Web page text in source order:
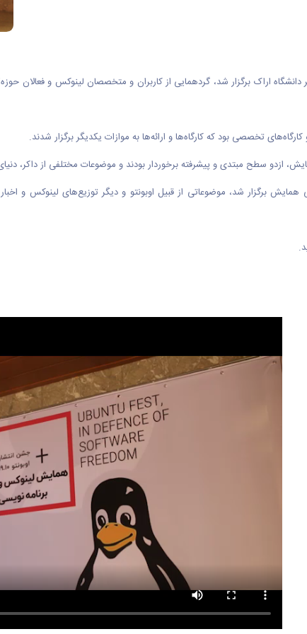
اراک برگزار شد، گردهمایی از کاربران و متخصصان لینوکس و فعالان حوزه
تخصصی بود که کارگاه‌ها و ارائه‌ها به‌ موازات یکدیگر برگزار شدند.
ازدو سطح مبتدی و پیشرفته برخوردار بودند و موضوعات مختلفی از داکر،
برگزار شد، موضوعاتی از قبیل اوبونتو و دیگر توزیع‌های لینوکس و